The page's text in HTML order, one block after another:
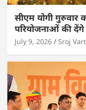
सीएम योगी गुरुवार
परियोजनाओं की देंगे
July 9, 2026 Sroj